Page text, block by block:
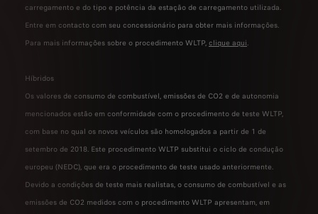
carregamento e do tipo e potência da estação de carregamento utilizada.
Entre em contacto com seu concessionário para obter mais informações.
Para mais informações sobre o procedimento WLTP, clique aqui.
Híbridos
Os valores de consumo de combustível, emissões de CO2 e de autonomia
mencionados estão em conformidade com o procedimento de teste WLTP,
com base no qual os novos veículos são homologados a partir de 1 de
setembro de 2018. Este procedimento WLTP substitui o ciclo de condução
europeu (NEDC), que era o procedimento de teste usado anteriormente.
Devido a condições de teste mais realistas, o consumo de combustível e as
emissões de CO2 medidos com o procedimento WLTP apresentam, em